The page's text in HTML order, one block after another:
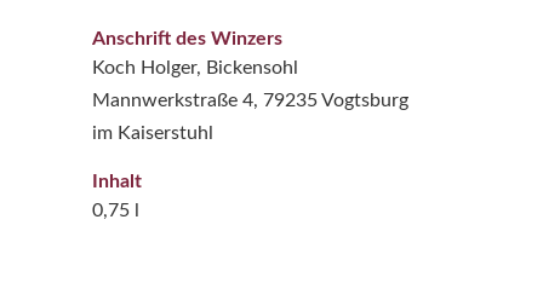
Anschrift des Winzers
Koch Holger, Bickensohl
Mannwerkstraße 4, 79235 Vogtsburg
im Kaiserstuhl
Inhalt
0,75 l